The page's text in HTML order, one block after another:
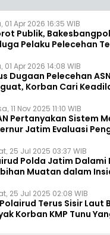
01 Apr 2026 16:35 WIB
Publik,
Pelaku Pelecehan
01 Apr 2026 14:08 WIB
Dugaan Pelecehan
Korban Cari
11 Nov 2025 11:10 WIB
Pertanyakan Sistem
Jatim Evaluasi
25 Jul 2025 03:37 WIB
Polda Jatim Dalami
Muatan dalam
25 Jul 2025 02:08 WIB
Terus Sisir Laut
Korban KMP Tunu